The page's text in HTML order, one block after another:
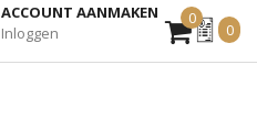
ACCOUNT AANMAKEN
Inloggen
0Mijn
Offerte
0